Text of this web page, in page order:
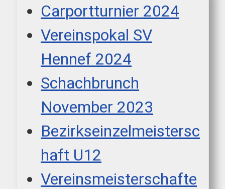
Carportturnier 2024
Vereinspokal SV
Hennef 2024
Schachbrunch
November 2023
Bezirkseinzelmeistersc
haft U12
Vereinsmeisterschafte